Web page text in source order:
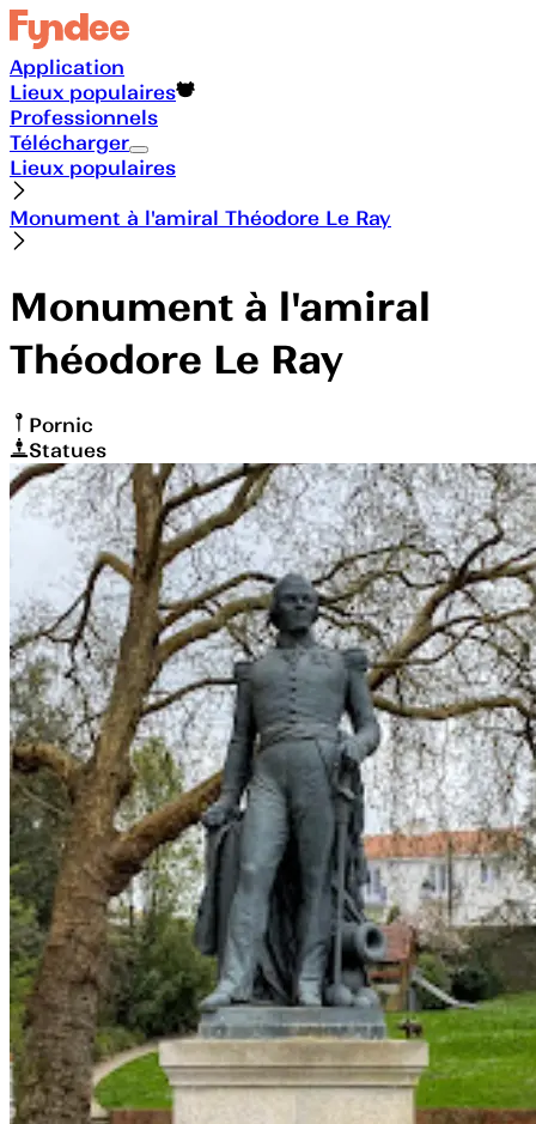
Application
Lieux populaires
Professionnels
Télécharger
Lieux populaires
Monument à l'amiral Théodore Le Ray
Monument à l'amiral
Théodore Le Ray
Pornic
Statues